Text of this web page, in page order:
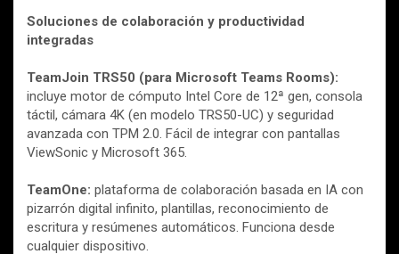
Soluciones de colaboración y productividad
integradas
TeamJoin TRS50 (para Microsoft Teams Rooms):
incluye motor de cómputo Intel Core de 12ª gen, consola
táctil, cámara 4K (en modelo TRS50-UC) y seguridad
avanzada con TPM 2.0. Fácil de integrar con pantallas
ViewSonic y Microsoft 365.
TeamOne: plataforma de colaboración basada en IA con
pizarrón digital infinito, plantillas, reconocimiento de
escritura y resúmenes automáticos. Funciona desde
cualquier dispositivo.